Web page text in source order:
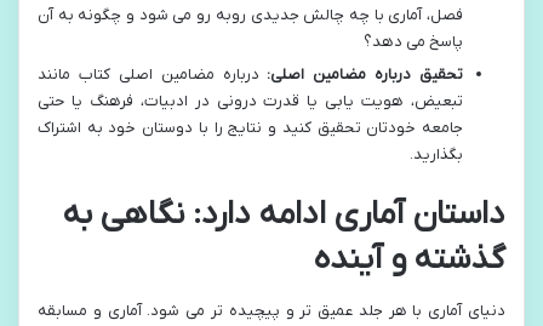
فصل، آماری با چه چالش جدیدی روبه رو می شود و چگونه به آن
پاسخ می دهد؟
تحقیق درباره مضامین اصلی: درباره مضامین اصلی کتاب مانند
تبعیض، هویت یابی یا قدرت درونی در ادبیات، فرهنگ یا حتی
جامعه خودتان تحقیق کنید و نتایج را با دوستان خود به اشتراک
بگذارید.
داستان آماری ادامه دارد: نگاهی به
گذشته و آینده
دنیای آماری با هر جلد عمیق تر و پیچیده تر می شود. آماری و مسابقه